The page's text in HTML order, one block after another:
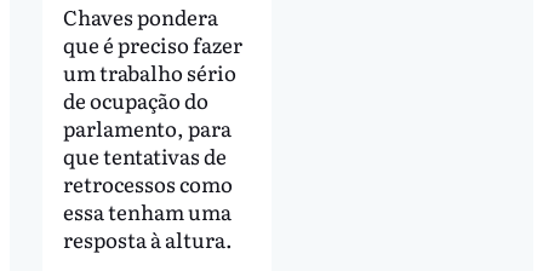
Chaves pondera
que é preciso fazer
um trabalho sério
de ocupação do
parlamento, para
que tentativas de
retrocessos como
essa tenham uma
resposta à altura.